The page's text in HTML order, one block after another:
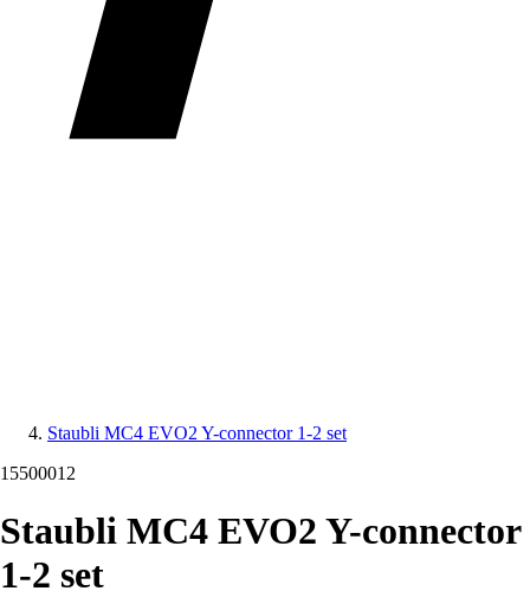
Staubli MC4 EVO2 Y-connector 1-2 set
15500012
Staubli MC4 EVO2 Y-connector
1-2 set